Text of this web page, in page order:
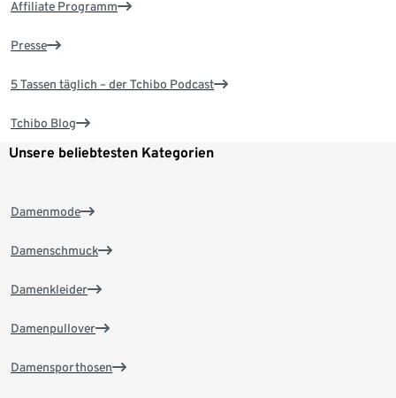
Affiliate Programm
Presse
5 Tassen täglich – der Tchibo Podcast
Tchibo Blog
Unsere beliebtesten Kategorien
Damenmode
Damenschmuck
Damenkleider
Damenpullover
Damensporthosen